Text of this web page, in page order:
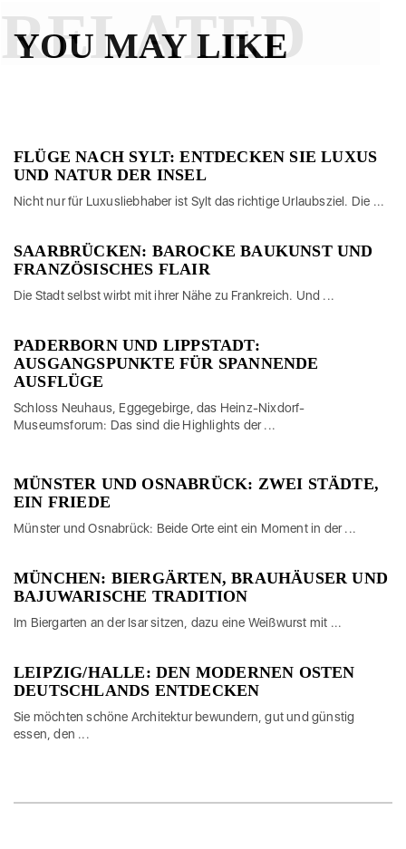
YOU MAY LIKE
RELATED
FLÜGE NACH SYLT: ENTDECKEN SIE LUXUS
UND NATUR DER INSEL
Nicht nur für Luxusliebhaber ist Sylt das richtige Urlaubsziel. Die ...
SAARBRÜCKEN: BAROCKE BAUKUNST UND
FRANZÖSISCHES FLAIR
Die Stadt selbst wirbt mit ihrer Nähe zu Frankreich. Und ...
PADERBORN UND LIPPSTADT:
AUSGANGSPUNKTE FÜR SPANNENDE
AUSFLÜGE
Schloss Neuhaus, Eggegebirge, das Heinz-Nixdorf-
Museumsforum: Das sind die Highlights der ...
MÜNSTER UND OSNABRÜCK: ZWEI STÄDTE,
EIN FRIEDE
Münster und Osnabrück: Beide Orte eint ein Moment in der ...
MÜNCHEN: BIERGÄRTEN, BRAUHÄUSER UND
BAJUWARISCHE TRADITION
Im Biergarten an der Isar sitzen, dazu eine Weißwurst mit ...
LEIPZIG/HALLE: DEN MODERNEN OSTEN
DEUTSCHLANDS ENTDECKEN
Sie möchten schöne Architektur bewundern, gut und günstig
essen, den ...